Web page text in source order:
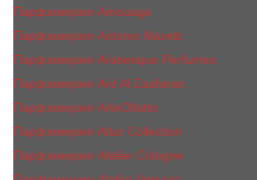
Парфюмерия Amouage
Парфюмерия Antonio Maretti
Парфюмерия Arabesque Perfumes
Парфюмерия Ard Al Zaafaran
Парфюмерия ArteOlfatto
Парфюмерия Attar Collection
Парфюмерия Atelier Cologne